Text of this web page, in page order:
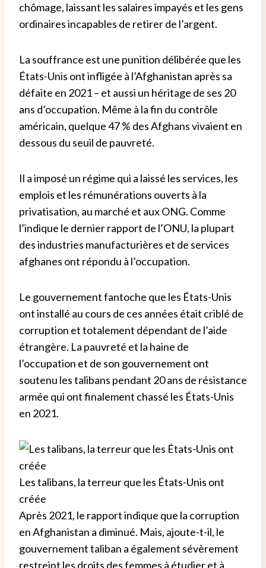
chômage, laissant les salaires impayés et les gens
ordinaires incapables de retirer de l’argent.
La souffrance est une punition délibérée que les
États-Unis ont infligée à l’Afghanistan après sa
défaite en 2021 – et aussi un héritage de ses 20
ans d’occupation. Même à la fin du contrôle
américain, quelque 47 % des Afghans vivaient en
dessous du seuil de pauvreté.
Il a imposé un régime qui a laissé les services, les
emplois et les rémunérations ouverts à la
privatisation, au marché et aux ONG. Comme
l’indique le dernier rapport de l’ONU, la plupart
des industries manufacturières et de services
afghanes ont répondu à l’occupation.
Le gouvernement fantoche que les États-Unis
ont installé au cours de ces années était criblé de
corruption et totalement dépendant de l’aide
étrangère. La pauvreté et la haine de
l’occupation et de son gouvernement ont
soutenu les talibans pendant 20 ans de résistance
armée qui ont finalement chassé les États-Unis
en 2021.
Les talibans, la terreur que les États-Unis ont
créée
Après 2021, le rapport indique que la corruption
en Afghanistan a diminué. Mais, ajoute-t-il, le
gouvernement taliban a également sévèrement
restreint les droits des femmes à étudier et à